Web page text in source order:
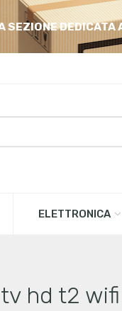
SEZIONE DEDICATA
ELETTRONICA
hd t2